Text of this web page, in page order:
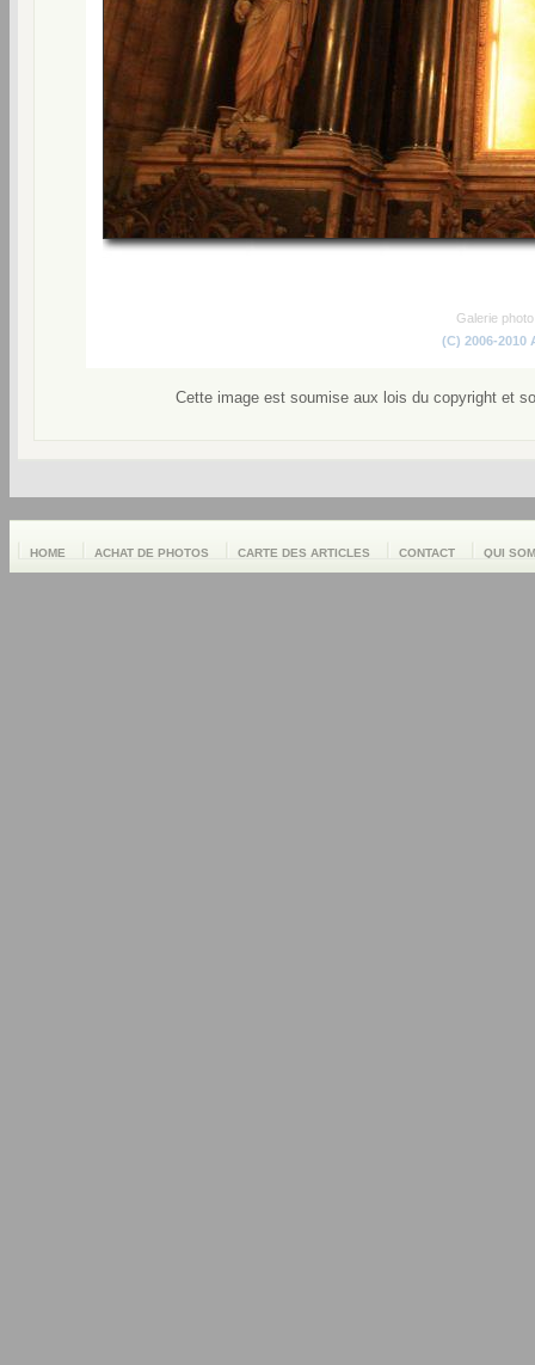
Galerie
(C) 2006-2010
Cette image est soumise aux lois du copyright et
HOME ACHAT DE PHOTOS CARTE DES ARTICLES CONTACT QUI